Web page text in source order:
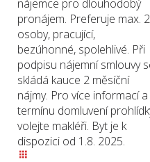
nájemce pro dlouhodobý
pronájem. Preferuje max. 2
osoby, pracující,
bezúhonné, spolehlivé. Při
podpisu nájemní smlouvy
skládá kauce 2 měsíční
nájmy. Pro více informací a
termínu domluvení
volejte makléři. Byt je k
dispozici od 1.8. 2025.